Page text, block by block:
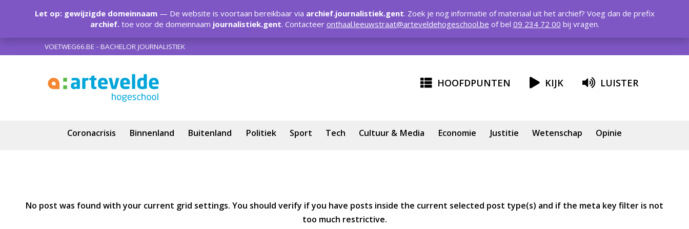
VOETWEG66.BE - BACHELOR JOURNALISTIEK
HOOFDPUNTEN KIJK LUISTER
Coronacrisis Binnenland Buitenland Politiek Sport Tech Cultuur & Media Economie Justitie Wetenschap Opinie
No post was found with your current grid settings. You should verify if you have posts inside the current selected post type(s) and if the meta key filter is not
too much restrictive.
Let op: gewijzigde domeinnaam— De website is voortaan bereikbaar via archief.journalistiek.gent. Zoek je nog informatie of materiaal uit het archief? Voeg dan de prefix
archief.toe voor de domeinnaam journalistiek.gent. Contacteer onthaal.leeuwstraat@arteveldehogeschool.be of bel 09 234 72 00 bij vragen.